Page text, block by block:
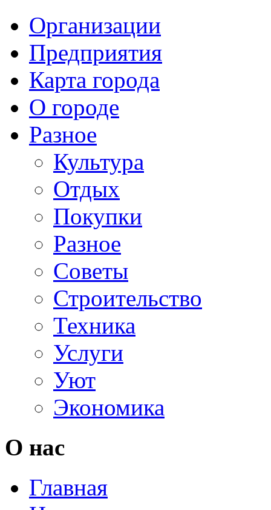
Организации
Предприятия
Карта города
О городе
Разное
Культура
Отдых
Покупки
Разное
Советы
Строительство
Техника
Услуги
Уют
Экономика
О нас
Главная